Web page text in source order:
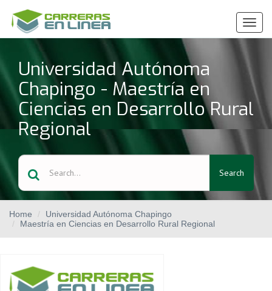
Ver
Menú
Universidad Autónoma
Chapingo - Maestría en
Ciencias en Desarrollo Rural
Regional
Search
Home
Universidad Autónoma Chapingo
Maestría en Ciencias en Desarrollo Rural Regional